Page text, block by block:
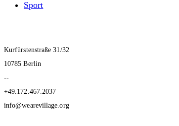
Sport
Kurfürstenstraße 31/32
10785 Berlin
--
+49.172.467.2037
info@wearevillage.org